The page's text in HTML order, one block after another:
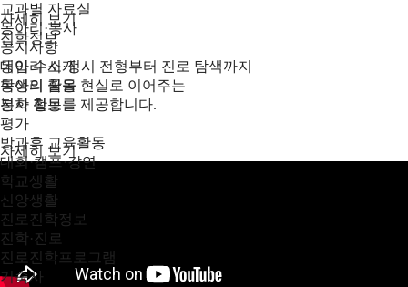
교과별 자료실
동아리·봉사
공지사항
동아리 소개
동아리 활동
봉사 활동
평가
방과후 교육활동
대회·캠프·강연
학교생활
신앙생활
진로진학정보
진학·진로
진로진학프로그램
기숙사
자세히 보기
진학정보
대입 수시·정시 전형부터 진로 탐색까지
학생의 꿈을 현실로 이어주는
진학 정보를 제공합니다.
자세히 보기